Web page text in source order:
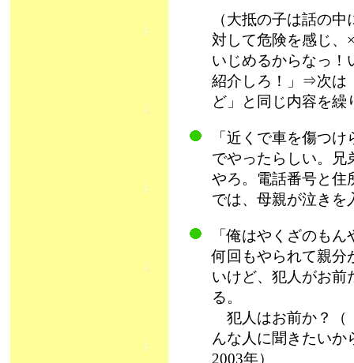
（大抵の子は話の
対して危険を感じ、
いじめるからなっ！
紹介しろ！」⇒次は
ど」と同じ内容を繰
「近くで車を傷つ
でやったらしい。兄
やろ。電話番号と住
では、母親が泣き
「俺はやくざのも
何回もやられて親分
いけど、犯人がお前
る。
犯人はお前か？（
んな人に聞きたいか
2003年）